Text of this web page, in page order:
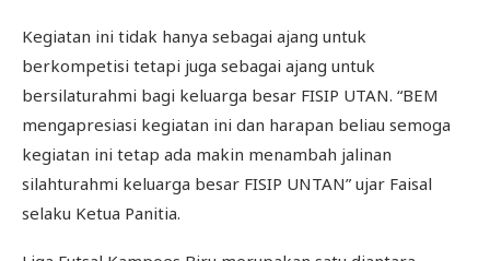
Kegiatan ini tidak hanya sebagai ajang untuk
berkompetisi tetapi juga sebagai ajang untuk
bersilaturahmi bagi keluarga besar FISIP UTAN. “BEM
mengapresiasi kegiatan ini dan harapan beliau semoga
kegiatan ini tetap ada makin menambah jalinan
silahturahmi keluarga besar FISIP UNTAN” ujar Faisal
selaku Ketua Panitia.